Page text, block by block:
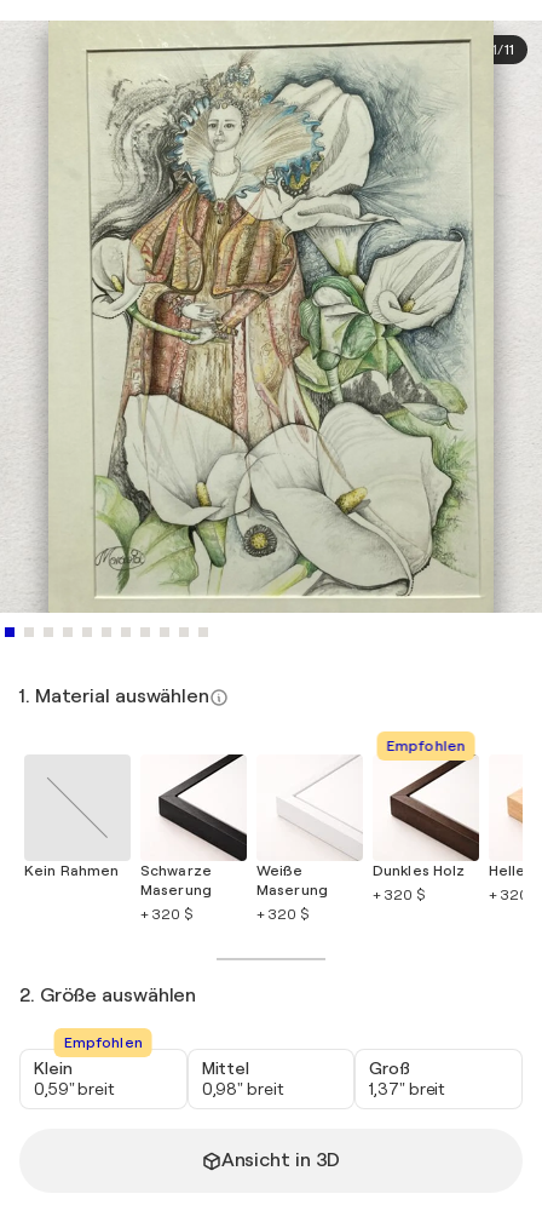
1/11
1. Material auswählen
Kein Rahmen
Schwarze
Maserung
+ 320 $
Weiße
Maserung
+ 320 $
Empfohlen
Dunkles Holz
+ 320 $
Helles
+ 320 $
2. Größe auswählen
Empfohlen
Klein
0,59" breit
Mittel
0,98" breit
Groß
1,37" breit
Ansicht in 3D